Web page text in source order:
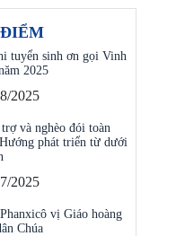
tuyển sinh ơn gọi Vinh
2025
2025
và nghèo đói toàn
phát triển từ dưới
2025
vị Giáo hoàng
Chúa